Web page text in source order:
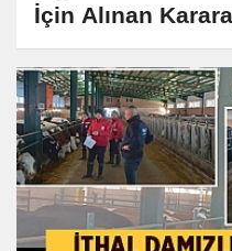
İçin Alınan
Destek